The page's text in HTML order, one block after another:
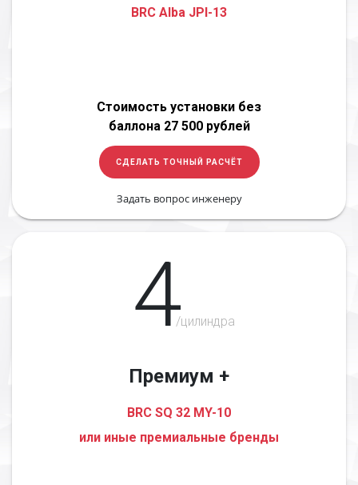
BRC Alba JPI-13
Стоимость установки без
баллона 27 500 рублей
СДЕЛАТЬ ТОЧНЫЙ РАСЧЁТ
Задать вопрос инженеру
4/цилиндра
Премиум +
BRC SQ 32 MY-10
или иные премиальные бренды